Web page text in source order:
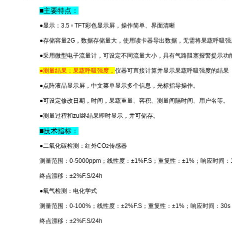
■主要特点：
●显示：3.5 〃 TFT彩色显示屏，操作简单、界面清晰
●存储容量2G，数据存储量大，使用读卡器导出数据，无需将果蔬呼吸
●采用微型电子流量计，可设定不同流量大小，具有气路阻塞报警提示功
●测量结果：果蔬呼吸强度， 仪器可直接计算并显示果蔬呼吸强度的结果
●点阵液晶显示屏，中文菜单显示多个信息，光标指导操作。
●可设定修改日期，时间，果蔬重量、容积、测量间隔时间、用户名等。
●测量过程和zui终结果即时显示，并可储存。
■技术指标：
●二氧化碳检测： 红外CO2传感器
测量范围：0-5000ppm；线性度：±1%F.S；重复性：±1%；响应时间
终点漂移：±2%F.S/24h
●氧气检测： 电化学式
测量范围：0-100%；线性度：±2%F.S；重复性：±1%；响应时间：
终点漂移：±2%F.S/24h